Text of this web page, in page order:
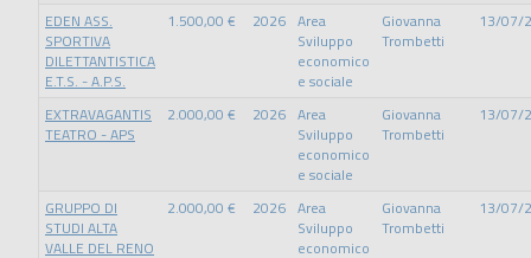
EDEN ASS.
SPORTIVA
DILETTANTISTICA
E.T.S. - A.P.S.
1.500,00 € 2026 Area
Sviluppo
economico
e sociale
Giovanna
Trombetti
13/07/
EXTRAVAGANTIS
TEATRO - APS
2.000,00 € 2026 Area
Sviluppo
economico
e sociale
Giovanna
Trombetti
13/07/
GRUPPO DI
STUDI ALTA
VALLE DEL RENO
2.000,00 € 2026 Area
Sviluppo
economico
Giovanna
Trombetti
13/07/